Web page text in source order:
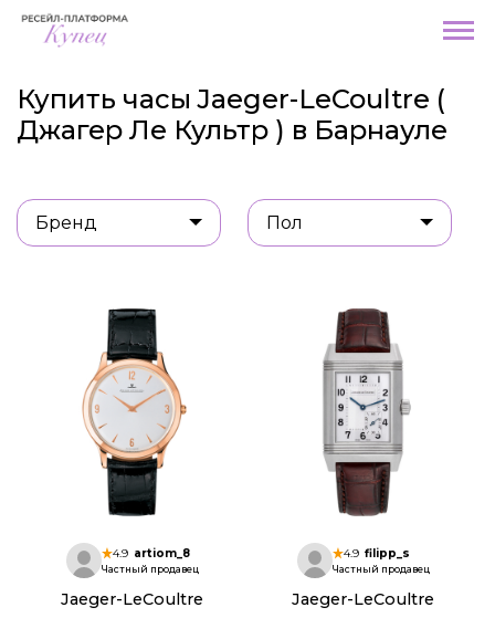
Купить часы Jaeger-LeCoultre (
Джагер Ле Культр ) в Барнауле
Бренд Пол
4.9 artiom_8
Частный продавец
Jaeger-LeCoultre
4.9 filipp_s
Частный продавец
Jaeger-LeCoultre